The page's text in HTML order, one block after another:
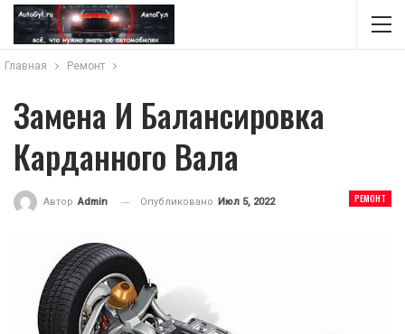
Главная Ремонт
Замена И Балансировка
Карданного Вала
РЕМОНТ
Автор Admin Опубликовано Июл 5, 2022